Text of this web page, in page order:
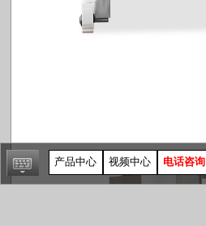
产品中心 视频中心 电话咨询